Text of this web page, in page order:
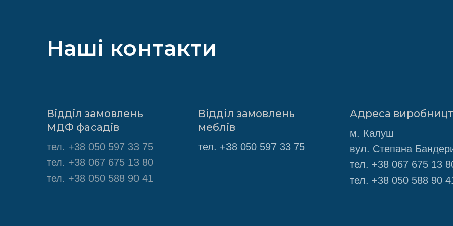
Наші контакти
Відділ замовлень
МДФ фасадів
тел. +38 050 597 33 75
тел. +38 067 675 13 80
тел. +38 050 588 90 41
Відділ замовлень
меблів
тел. +38 050 597 33 75
Адреса
м. Калуш
вул. Степана
тел. +38 067 675 13
тел. +38 050 588 90